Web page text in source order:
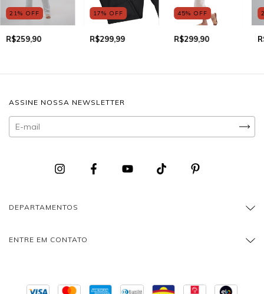
21% OFF
R$259,90
17% OFF
R$299,99
45% OFF
R$299,90
ASSINE NOSSA NEWSLETTER
DEPARTAMENTOS
ENTRE EM CONTATO